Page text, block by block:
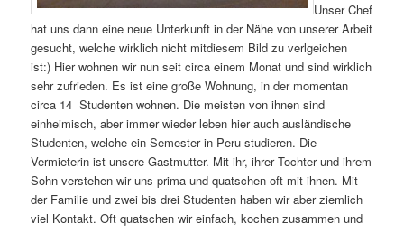
Unser Chef
hat uns dann eine neue Unterkunft in der Nähe von unserer Arbeit
gesucht, welche wirklich nicht mitdiesem Bild zu verlgeichen
ist:) Hier wohnen wir nun seit circa einem Monat und sind wirklich
sehr zufrieden. Es ist eine große Wohnung, in der momentan
circa 14 Studenten wohnen. Die meisten von ihnen sind
einheimisch, aber immer wieder leben hier auch ausländische
Studenten, welche ein Semester in Peru studieren. Die
Vermieterin ist unsere Gastmutter. Mit ihr, ihrer Tochter und ihrem
Sohn verstehen wir uns prima und quatschen oft mit ihnen. Mit
der Familie und zwei bis drei Studenten haben wir aber ziemlich
viel Kontakt. Oft quatschen wir einfach, kochen zusammen und